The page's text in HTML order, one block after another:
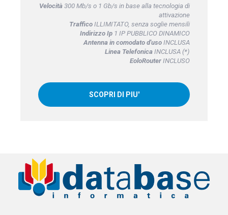
Velocità300 Mb/s o 1 Gb/s in base alla tecnologia di
attivazione
TrafficoILLIMITATO, senza soglie mensili
Indirizzo Ip1 IP PUBBLICO DINAMICO
Antenna in comodato d'usoINCLUSA
Linea TelefonicaINCLUSA (*)
EoloRouterINCLUSO
SCOPRI DI PIU'